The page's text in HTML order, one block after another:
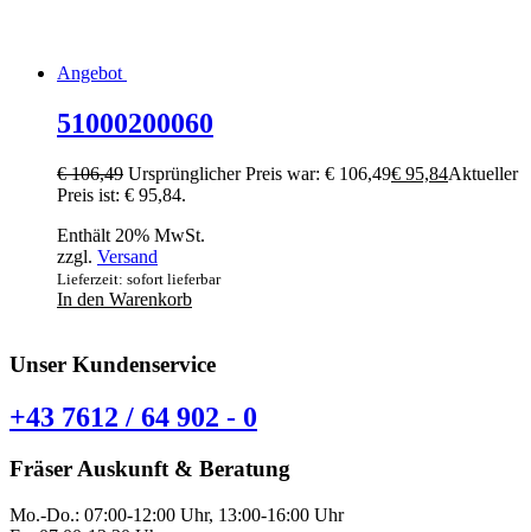
Angebot
51000200060
€106,49 Ursprünglicher Preis war: € 106,49€ 95,84Aktueller
Preis ist: € 95,84.
Enthält 20% MwSt.
zzgl. Versand
Lieferzeit: sofort lieferbar
In den Warenkorb
Unser Kundenservice
+43 7612 / 64 902 - 0
Fräser Auskunft & Beratung
Mo.-Do.: 07:00-12:00 Uhr, 13:00-16:00 Uhr